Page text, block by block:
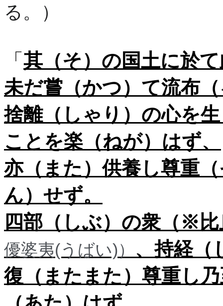
る。）
「 其（そ）の国土に於
未だ嘗（かつ）て流布
捨離（しゃり）の心を
ことを楽（ねが）はず、
亦（また）供養し尊重
ん）せず。
四部（しぶ）の衆（※
優婆夷(うばい)）
、持経（
復（またまた）尊重し